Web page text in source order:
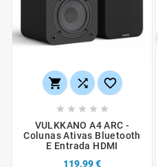
  
    
VULKKANO A4 ARC -
Colunas Ativas Bluetooth
E Entrada HDMI
119,99 €